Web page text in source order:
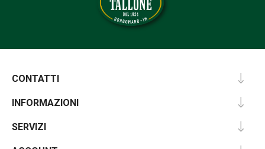
CONTATTI
INFORMAZIONI
SERVIZI